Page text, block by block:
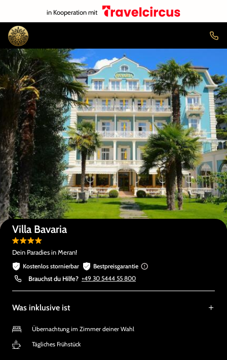
in Kooperation mit
Auf der Karte anzeigen
Villa Bavaria
Dein Paradies in Meran!
Kostenlos stornierbar Bestpreisgarantie
Brauchst du Hilfe? +49 30 5444 55 800
Was inklusive ist
Übernachtung im Zimmer deiner Wahl
Tägliches Frühstück